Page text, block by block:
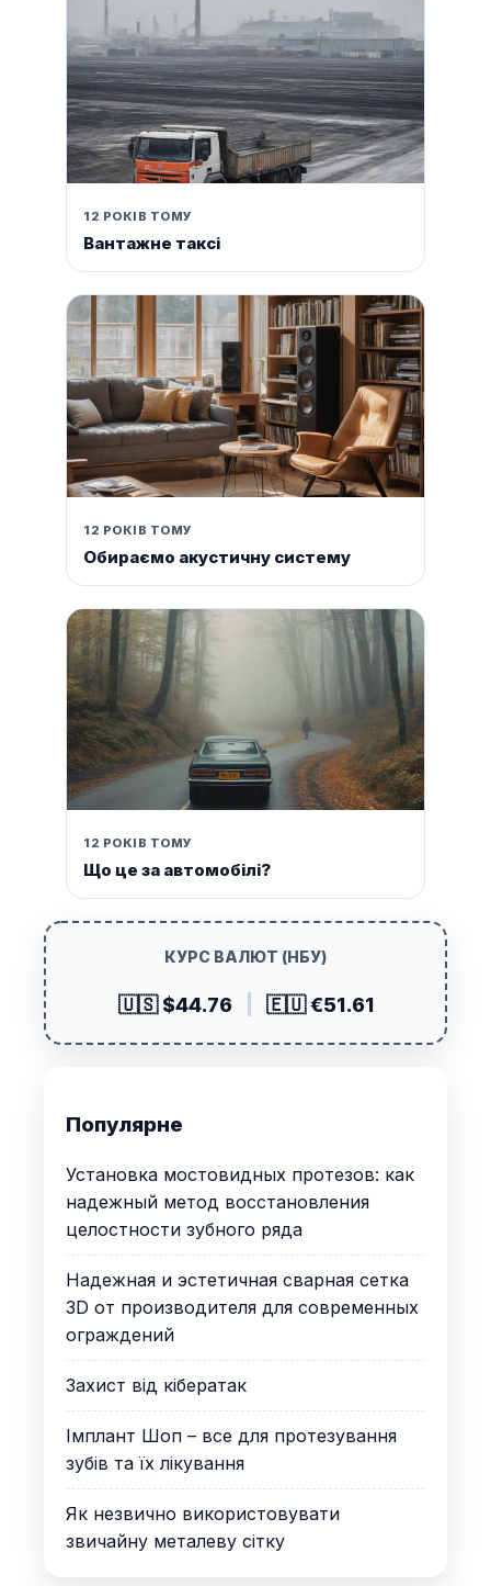
12 РОКІВ ТОМУ
Вантажне таксі
12 РОКІВ ТОМУ
Обираємо акустичну систему
12 РОКІВ ТОМУ
Що це за автомобілі?
КУРС ВАЛЮТ (НБУ)
🇺🇸 $44.76 🇪🇺 €51.61
Популярне
Установка мостовидных протезов: как
надежный метод восстановления
целостности зубного ряда
Надежная и эстетичная сварная сетка
3D от производителя для современных
ограждений
Захист від кібератак
Імплант Шоп – все для протезування
зубів та їх лікування
Як незвично використовувати
звичайну металеву сітку